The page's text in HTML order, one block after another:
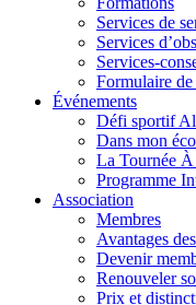
Services de
Services
Services-
Formulaire de
Événements
Défi sportif
Dans mon
La Tournée À
Programme
Association
Membres
Avantages
Devenir
Renouveler
Prix et